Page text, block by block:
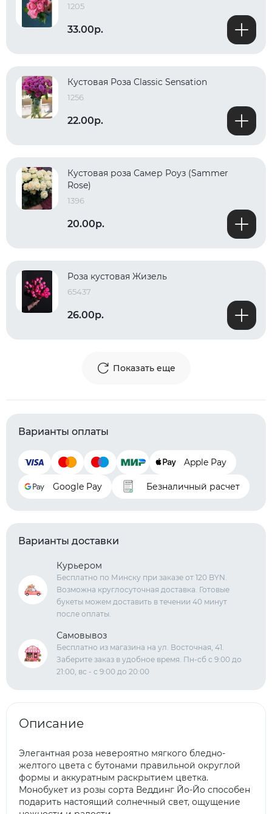
1205
33.00р.
Кустовая Роза Classic Sensation
1256
22.00р.
Кустовая роза Самер Роуз (Sammer
Rose)
1396
20.00р.
Роза кустовая Жизель
65437
26.00р.
Показать еще
Варианты оплаты
Apple Pay
Google Pay Безналичный расчет
Варианты доставки
Курьером
Бесплатно по Минску при заказе от 120 BYN.
Возможна круглосуточная доставка. Готовые
букеты можем доставить в течении 40 минут
после оплаты.
Самовывоз
Бесплатно из магазина на ул. Восточная, 41.
Заберите заказ в удобное время. Пн-сб с 9:00 до
21:00, вс - с 9:00 до 20:00
Описание
Элегантная роза невероятно мягкого бледно-
желтого цвета с бутонами правильной округлой
формы и аккуратным раскрытием цветка.
Монобукет из розы сорта Веддинг Йо-Йо способен
подарить настоящий солнечный свет, ощущение